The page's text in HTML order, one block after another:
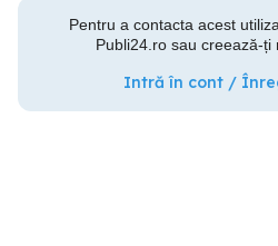
Pentru a contacta acest
Publi24.ro sau creează-ți
Intră în cont /